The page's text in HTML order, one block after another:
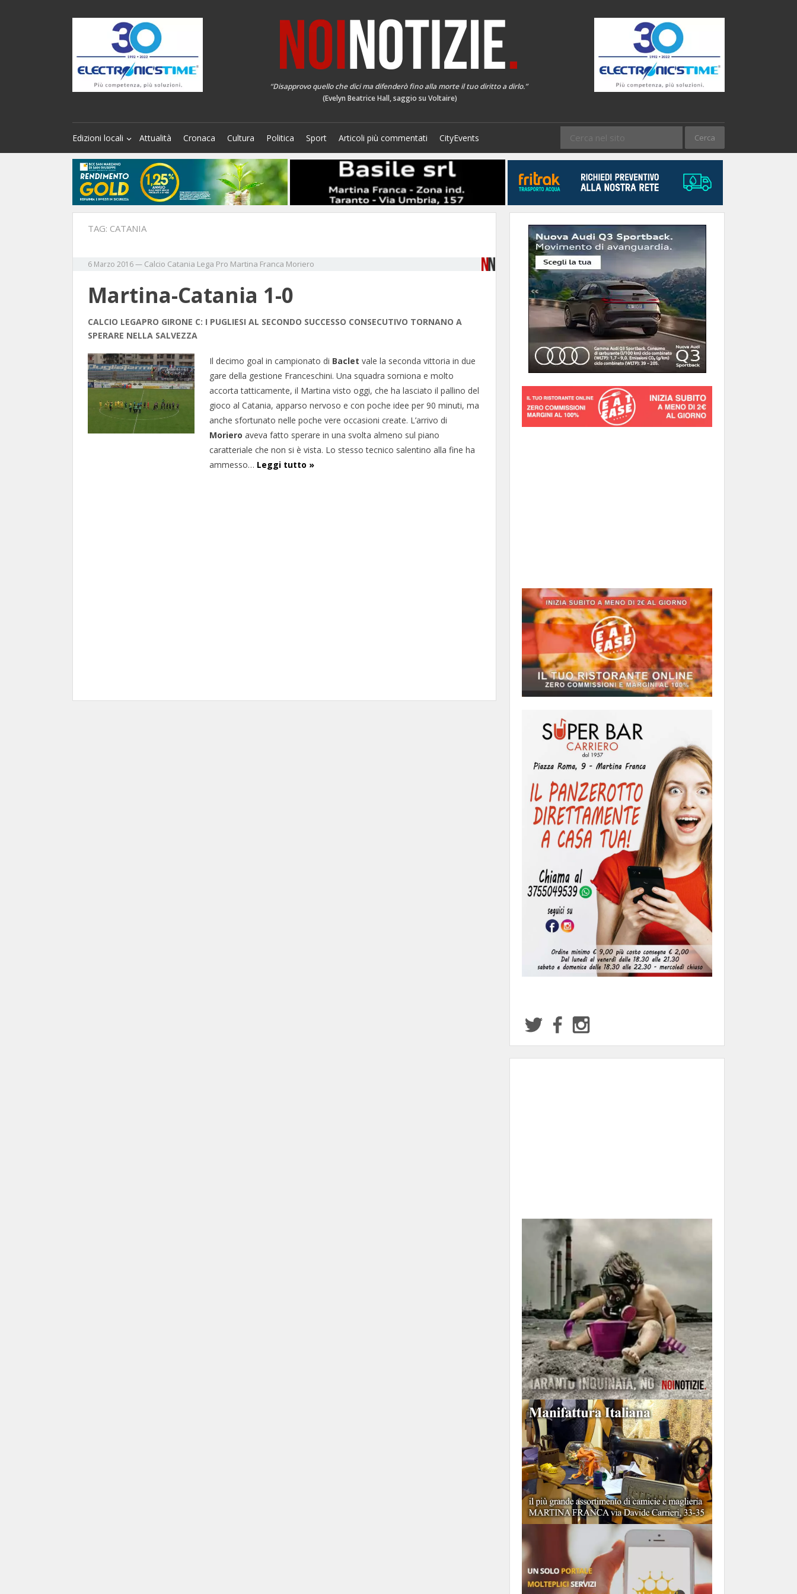
“Disapprovo quello che dici ma difenderò fino alla morte il tuo diritto a dirlo.”
(Evelyn Beatrice Hall, saggio su Voltaire)
Edizioni locali Attualità Cronaca Cultura Politica Sport Articoli più commentati CityEvents
TAG: CATANIA
6 Marzo 2016— Calcio Catania Lega Pro Martina Franca Moriero
Martina-Catania 1-0
CALCIO LEGAPRO GIRONE C: I PUGLIESI AL SECONDO SUCCESSO CONSECUTIVO TORNANO A
SPERARE NELLA SALVEZZA
Il decimo goal in campionato di Baclet vale la seconda vittoria in due
gare della gestione Franceschini. Una squadra sorniona e molto
accorta tatticamente, il Martina visto oggi, che ha lasciato il pallino del
gioco al Catania, apparso nervoso e con poche idee per 90 minuti, ma
anche sfortunato nelle poche vere occasioni create. L’arrivo di
Moriero aveva fatto sperare in una svolta almeno sul piano
caratteriale che non si è vista. Lo stesso tecnico salentino alla fine ha
ammesso… Leggi tutto »